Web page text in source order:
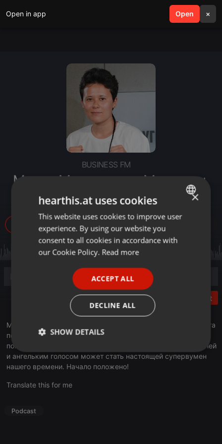
Open in app Open ×
search menu
BUSINESS FM
Мария Макатревич: Мужчины,
бейте лапы, а не женщин
Post
Мария Макатревич - мастер спорта по боксу, мастер спорта
по кикбоксингу, мастер спорта международного класса по
пожарно-спасательному спорту. Девушка со стальной волей
и ангельким голосом может стать настоящей супервумен
нашего времени. Начало положено!
Translate this for me
Podcast
ENGLISH
GERMAN
×
hearthis.at uses cookies
This website uses cookies to improve user
experience. By using our website you
consent to all cookies in accordance with
our Cookie Policy. Read more
ACCEPT ALL
DECLINE ALL
SHOW DETAILS
Strictly
necessary
Targeting Functionality